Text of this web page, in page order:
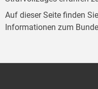
Auf dieser Seite finden Sie
Informationen zum